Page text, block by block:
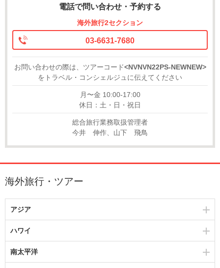
電話で問い合わせ・予約する
海外旅行2セクション
03-6631-7680
お問い合わせの際は、ツアーコード<NVNVN22PS-NEWNEW>
をトラベル・コンシェルジュに伝えてください
月〜金 10:00-17:00
休日：土・日・祝日
総合旅行業務取扱管理者
今井 伸作、山下 飛鳥
海外旅行・ツアー
アジア
ハワイ
南太平洋